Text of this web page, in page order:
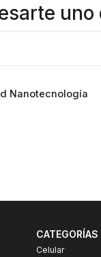
uno
Nanotecnología
CATEGORÍAS
Celular